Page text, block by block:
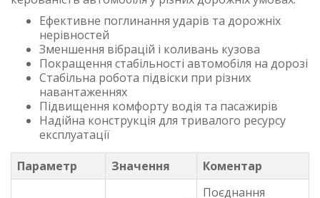
Ефективне поглинання ударів та дорожніх
нерівностей
Зменшення вібрацій і коливань кузова
Покращення стабільності автомобіля на дорозі
Стабільна робота підвіски при різних
навантаженнях
Підвищення комфорту водія та пасажирів
Надійна конструкція для тривалого ресурсу
експлуатації
Параметр
Значення Коментар
Поєднання